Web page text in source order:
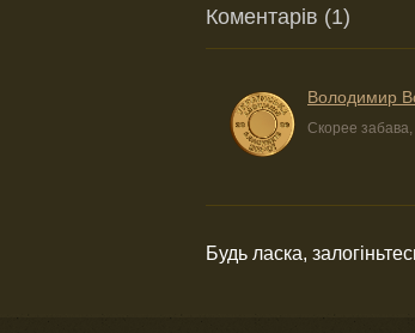
Коментарів (1)
Володимир
Скорее забава,
Будь ласка,